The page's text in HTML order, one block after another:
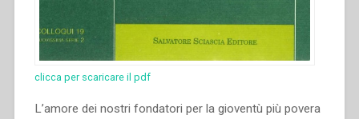
clicca per scaricare il pdf
L’amore dei nostri fondatori per la gioventù più povera